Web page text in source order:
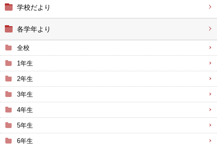
学校だより
各学年より
全校
1年生
2年生
3年生
4年生
5年生
6年生